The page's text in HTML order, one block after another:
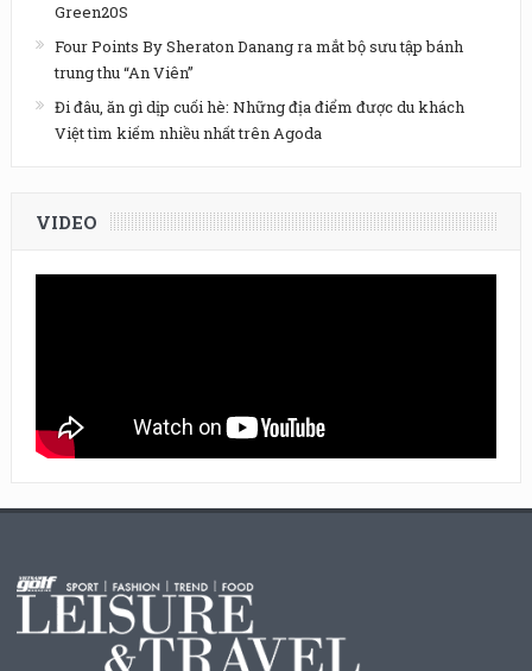
Green20S
Four Points By Sheraton Danang ra mắt bộ sưu tập bánh
trung thu “An Viên”
Đi đâu, ăn gì dịp cuối hè: Những địa điểm được du khách
Việt tìm kiếm nhiều nhất trên Agoda
VIDEO